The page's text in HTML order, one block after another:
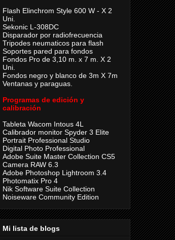
Flash Elinchrom Style 600 W - X 2
Uni.
Sekonic L-308DC
Disparador por radiofrecuencia
Tripodes neumaticos para flash
Soportes pared para fondos
Fondos Pro de 3,10 m. x 7 m. X 2
Uni.
Fondos negro y blanco de 3m X 7m
Ventanas y paraguas.
Programas de edición y
calibración
Tableta Wacom Intous 4L
Calibrador monitor Spyder 3 Elite
Portrait Professional Studio
Digital Photo Professional
Adobe Suite Master Collection CS5
Camera RAW 6.3
Adobe Photoshop Lightroom 3.4
Photomatix Pro 4
Nik Software Suite Collection
Noiseware Community Edition
Mi lista de blogs